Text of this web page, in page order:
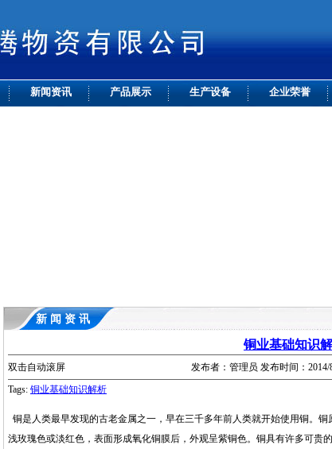
新闻资讯 产品展示 生产设备 企业荣誉
新 闻 资 讯
铜业基础知识
双击自动滚屏
发布者：管理员 发布时间：2014/
Tags: 铜业基础知识解析
铜是人类最早发现的古老金属之一，早在三千多年前人类就开始使用铜。
浅玫瑰色或淡红色，表面形成氧化铜膜后，外观呈紫铜色。铜具有许多可贵